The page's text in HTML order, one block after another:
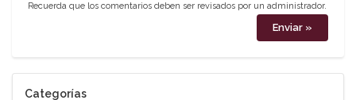
Recuerda que los comentarios deben ser revisados por un administrador.
Categorías